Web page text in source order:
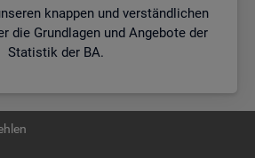
knappen und verständlichen
die Grundlagen und Angebote der
Statistik der BA.